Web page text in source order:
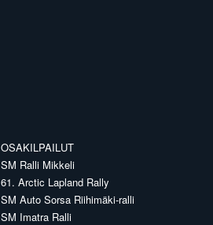
OSAKILPAILUT
SM Ralli Mikkeli
61. Arctic Lapland Rally
SM Auto Sorsa Riihimäki-ralli
SM Imatra Ralli